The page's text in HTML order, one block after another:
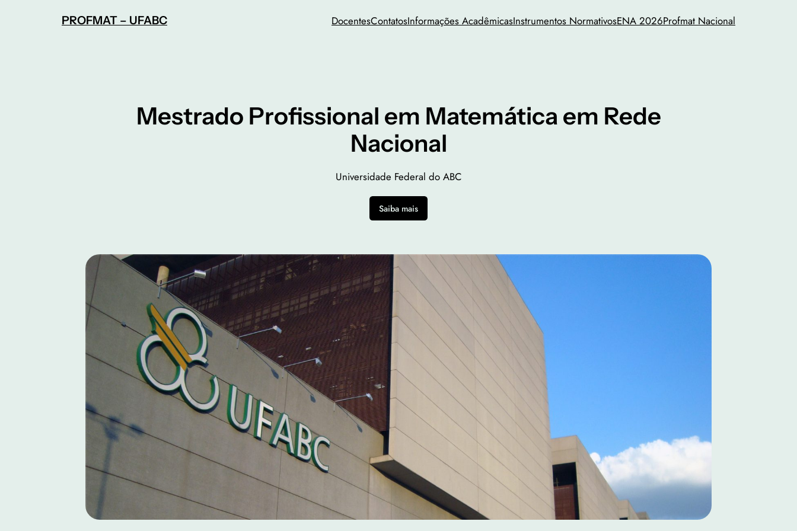
PROFMAT – UFABC DocentesContatosInformações AcadêmicasInstrumentos NormativosENA 2026Profmat Nacional
Mestrado Profissional em Matemática em Rede
Nacional
Universidade Federal do ABC
Saiba mais